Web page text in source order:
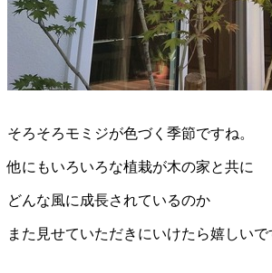
そろそろモミジが色づく季節ですね。
他にもいろいろな植栽が木の家と共に
どんな風に成長されているのか
また見せていただきにいけたら嬉しいで